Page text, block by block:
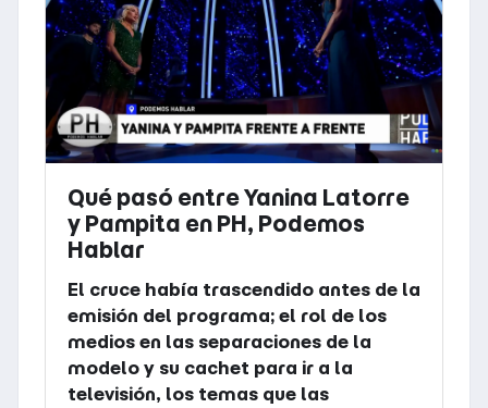
Qué pasó entre Yanina Latorre
y Pampita en PH, Podemos
Hablar
El cruce había trascendido antes de la
emisión del programa; el rol de los
medios en las separaciones de la
modelo y su cachet para ir a la
televisión, los temas que las